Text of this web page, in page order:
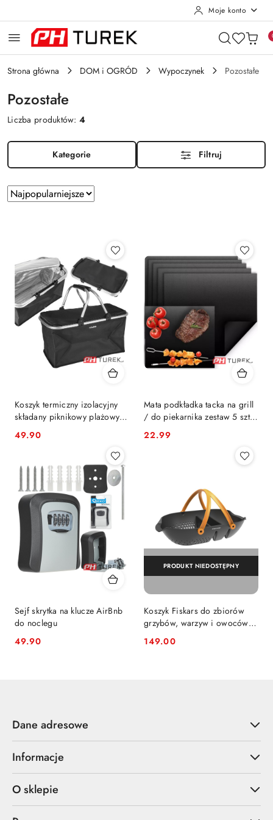
Moje konto
Strona główna DOM i OGRÓD Wypoczynek Pozostałe
Pozostałe
Liczba produktów:4
Kategorie Filtruj
Zastosowano
sortowanie:
Sortuj
według
Koszyk termiczny izolacyjny
składany piknikowy plażowy
turystyczny 30L
Cena:
49.90
Mata podkładka tacka na grill
/ do piekarnika zestaw 5 szt
33x40cm
Cena:
22.99
Sejf skrytka na klucze AirBnb
do noclegu
Cena:
49.90
Koszyk Fiskars do zbiorów
grzybów, warzyw i owoców z
Cena:
149.00
PRODUKT NIEDOSTĘPNY
Dane adresowe
Informacje
O sklepie